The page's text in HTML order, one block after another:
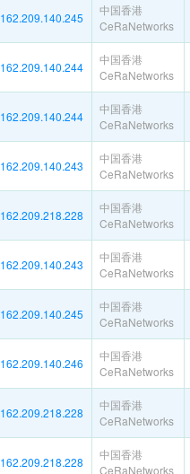
162.209.140.245
中国香港
CeRaNetworks
162.209.140.244
中国香港
CeRaNetworks
162.209.140.244
中国香港
CeRaNetworks
162.209.140.243
中国香港
CeRaNetworks
162.209.218.228
中国香港
CeRaNetworks
162.209.140.243
中国香港
CeRaNetworks
162.209.140.245
中国香港
CeRaNetworks
162.209.140.246
中国香港
CeRaNetworks
162.209.218.228
中国香港
CeRaNetworks
162.209.218.228
中国香港
CeRaNetworks